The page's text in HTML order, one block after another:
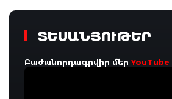
ՏԵՍԱՆՅՈՒԹԵՐ
Բաժանորդագրվիր մերYouTube